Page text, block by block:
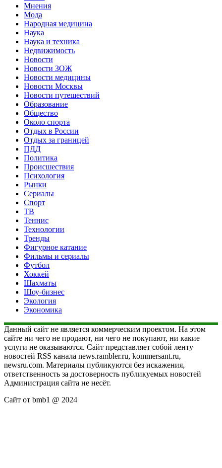
Мнения
Мода
Народная медицина
Наука
Наука и техника
Недвижимость
Новости
Новости ЗОЖ
Новости медицины
Новости Москвы
Новости путешествий
Образование
Общество
Около спорта
Отдых в России
Отдых за границей
ПДД
Политика
Происшествия
Психология
Рынки
Сериалы
Спорт
ТВ
Теннис
Технологии
Тренды
Фигурное катание
Фильмы и сериалы
Футбол
Хоккей
Шахматы
Шоу-бизнес
Экология
Экономика
Данный сайт не является коммерческим проектом. На этом
сайте ни чего не продают, ни чего не покупают, ни какие
услуги не оказываются. Сайт представляет собой ленту
новостей RSS канала news.rambler.ru, kommersant.ru,
newsru.com. Материалы публикуются без искажения,
ответственность за достоверность публикуемых новостей
Администрация сайта не несёт.
Сайт от bmb1 @ 2024